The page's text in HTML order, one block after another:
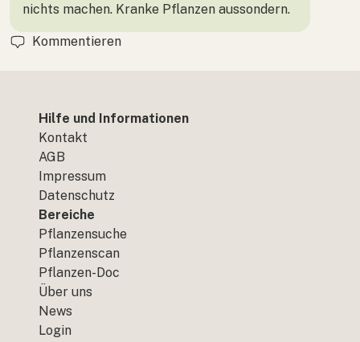
nichts machen. Kranke Pflanzen aussondern.
Kommentieren
Hilfe und Informationen
Kontakt
AGB
Impressum
Datenschutz
Bereiche
Pflanzensuche
Pflanzenscan
Pflanzen-Doc
Über uns
News
Login